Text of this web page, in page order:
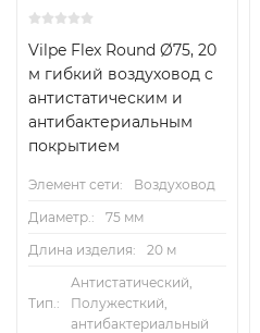
Vilpe Flex Round Ø75, 20
м гибкий воздуховод c
антистатическим и
антибактериальным
покрытием
Элемент сети:
Воздуховод
Диаметр.:
75 мм
Длина изделия:
20 м
Тип.:
Антистатический,
Полужесткий,
антибактериальный